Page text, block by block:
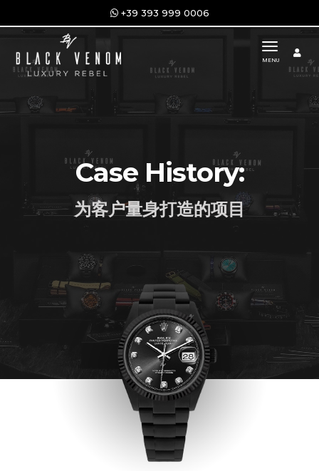
+39 393 999 0006
toggle
MENU
Case History:
为客户量身打造的项目